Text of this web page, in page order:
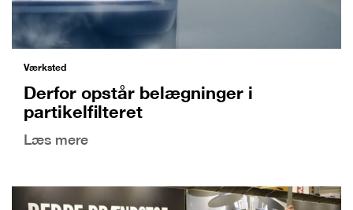
Værksted
Derfor opstår belægninger i
partikelfilteret
Læs mere